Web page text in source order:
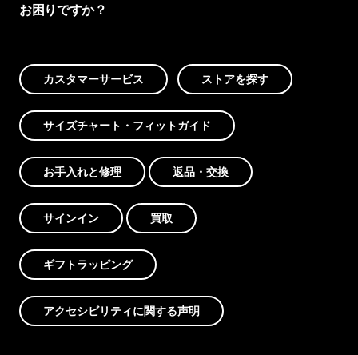
お困りですか？
カスタマーサービス ストアを探す
サイズチャート・フィットガイド
お手入れと修理 返品・交換
サインイン 買取
ギフトラッピング
アクセシビリティに関する声明